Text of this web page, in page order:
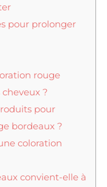
pour prolonger
rouge
?
pour
bordeaux ?
coloration
convient-elle à